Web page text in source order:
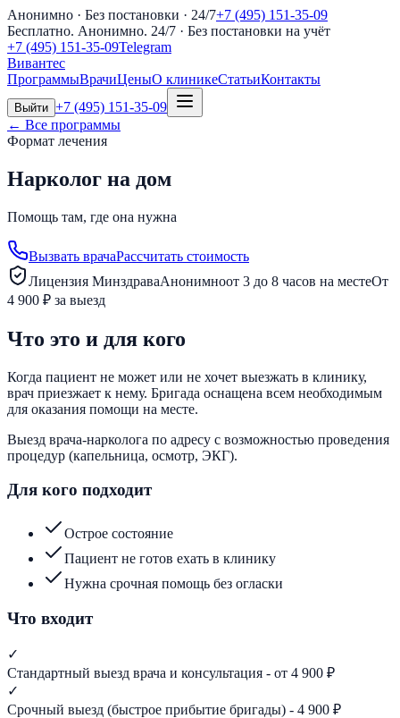
Анонимно · Без постановки · 24/7+7 (495) 151-35-09
Бесплатно. Анонимно. 24/7 · Без постановки на учёт
+7 (495) 151-35-09Telegram
Вивантес
ПрограммыВрачиЦеныО клиникеСтатьиКонтакты
Выйти +7 (495) 151-35-09
← Все программы
Формат лечения
Нарколог на дом
Помощь там, где она нужна
Вызвать врачаРассчитать стоимость
Лицензия МинздраваАнонимноот 3 до 8 часов на местеОт
4 900 ₽ за выезд
Что это и для кого
Когда пациент не может или не хочет выезжать в клинику,
врач приезжает к нему. Бригада оснащена всем необходимым
для оказания помощи на месте.
Выезд врача-нарколога по адресу с возможностью проведения
процедур (капельница, осмотр, ЭКГ).
Для кого подходит
Острое состояние
Пациент не готов ехать в клинику
Нужна срочная помощь без огласки
Что входит
✓
Стандартный выезд врача и консультация - от 4 900 ₽
✓
Срочный выезд (быстрое прибытие бригады) - 4 900 ₽